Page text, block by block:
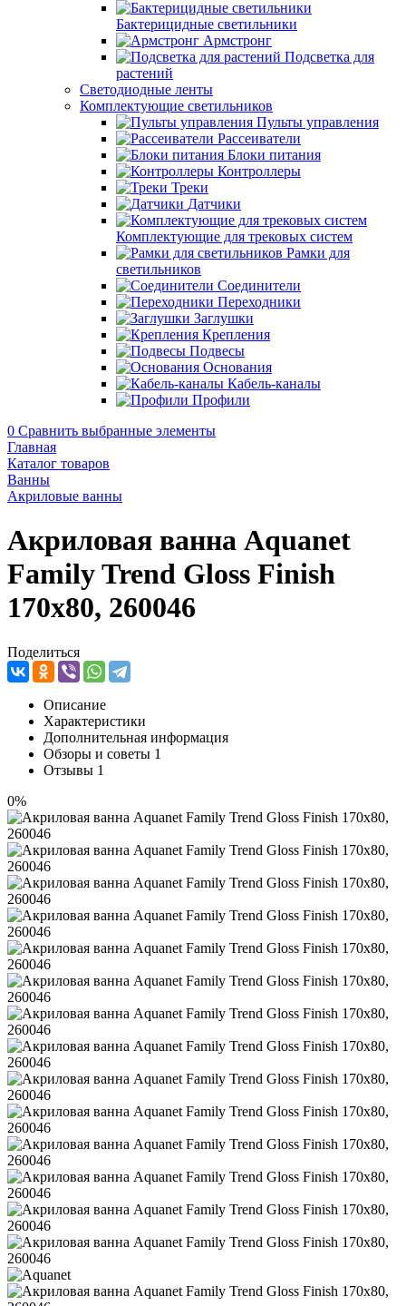
Бактерицидные светильники
Армстронг
Подсветка для
растений
Светодиодные ленты
Комплектующие светильников
Пульты управления
Рассеиватели
Блоки питания
Контроллеры
Треки
Датчики
Комплектующие для трековых систем
Рамки для
светильников
Соединители
Переходники
Заглушки
Крепления
Подвесы
Основания
Кабель-каналы
Профили
0 Сравнить выбранные элементы
Главная
Каталог товаров
Ванны
Акриловые ванны
Акриловая ванна Aquanet
Family Trend Gloss Finish
170x80, 260046
Поделиться
Описание
Характеристики
Дополнительная информация
Обзоры и советы 1
Отзывы 1
0%